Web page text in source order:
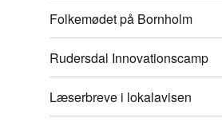
Folkemødet på Bornholm
Rudersdal Innovationscamp
Læserbreve i lokalavisen